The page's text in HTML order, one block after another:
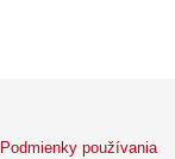
Podmienky používania